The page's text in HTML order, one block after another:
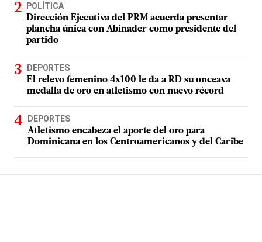
POLÍTICA
Dirección Ejecutiva del PRM acuerda presentar
plancha única con Abinader como presidente del
partido
DEPORTES
El relevo femenino 4x100 le da a RD su onceava
medalla de oro en atletismo con nuevo récord
DEPORTES
Atletismo encabeza el aporte del oro para
Dominicana en los Centroamericanos y del Caribe